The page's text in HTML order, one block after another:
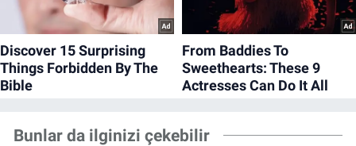
Bunlar da ilginizi çekebilir